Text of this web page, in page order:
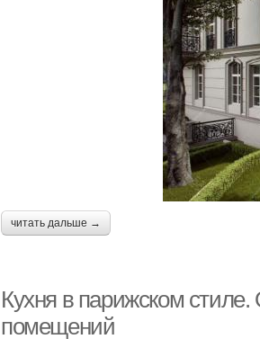
читать дальше →
Кухня в парижском
помещений